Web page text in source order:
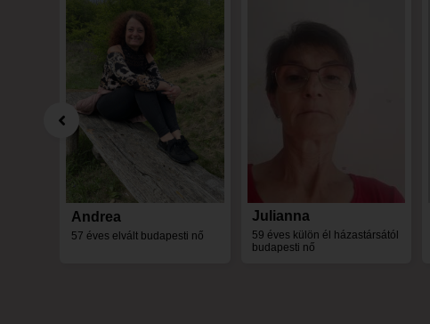
Andrea
57 éves elvált budapesti nő
Julianna
59 éves külön él házastársától
budapesti nő